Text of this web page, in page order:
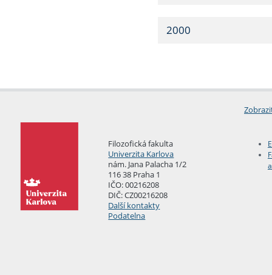
2000
Filozofická fakulta
Univerzita Karlova
nám. Jana Palacha 1/2
116 38 Praha 1
IČO: 00216208
DIČ: CZ00216208
Další kontakty
Podatelna